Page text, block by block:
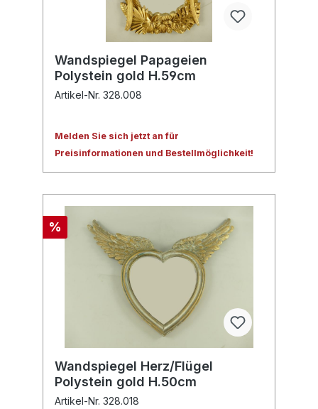
Wandspiegel Papageien
Polystein gold H.59cm
Artikel-Nr. 328.008
Melden Sie sich jetzt an für
Preisinformationen und Bestellmöglichkeit!
%
Wandspiegel Herz/Flügel
Polystein gold H.50cm
Artikel-Nr. 328.018